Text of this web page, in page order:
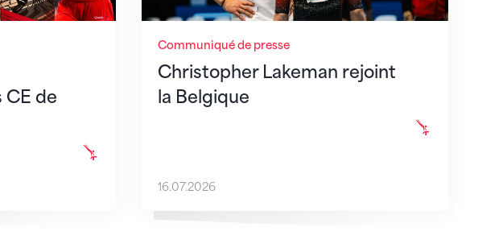
CE de
Communiqué de presse
Christopher Lakeman rejoint
la Belgique
16.07.2026